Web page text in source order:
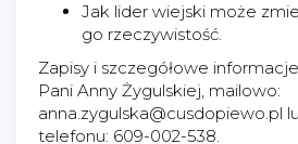
Jak lider wiejski może
go rzeczywistość.
Zapisy i szczegółowe
Pani Anny Żygulskiej, mailowo:
anna.zygulska@cusdopiewo.pl
telefonu: 609-002-538.